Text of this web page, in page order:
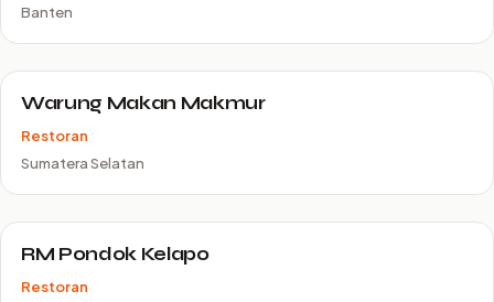
Banten
Warung Makan Makmur
Restoran
Sumatera Selatan
RM Pondok Kelapo
Restoran